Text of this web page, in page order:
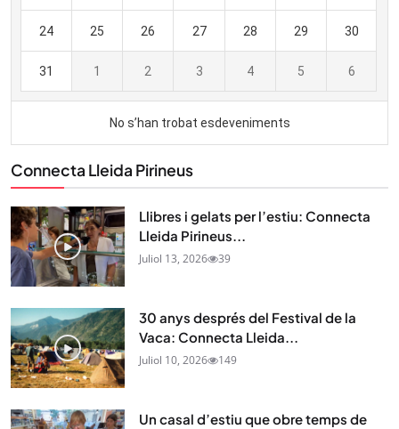
Connecta Lleida Pirineus
Llibres i gelats per l’estiu: Connecta
Lleida Pirineus...
Juliol 13, 2026 39
30 anys després del Festival de la
Vaca: Connecta Lleida...
Juliol 10, 2026 149
Un casal d’estiu que obre temps de